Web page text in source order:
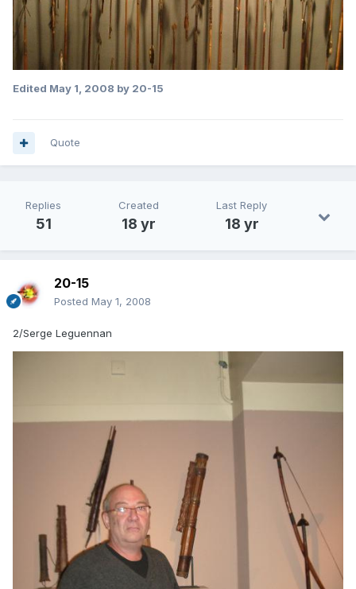
Edited May 1, 2008 by 20-15
Quote
Replies
51
Created
18 yr
Last Reply
18 yr
20-15
Posted May 1, 2008
2/Serge Leguennan